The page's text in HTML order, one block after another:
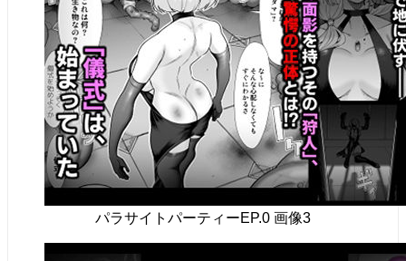
パラサイトパーティーEP.0 画像3